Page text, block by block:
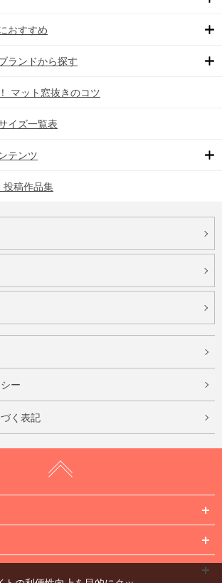
おすすめ
ランドから探す
マット窓抜きのコツ
イズ一覧表
テンツ
稿作品集
ー
く表記